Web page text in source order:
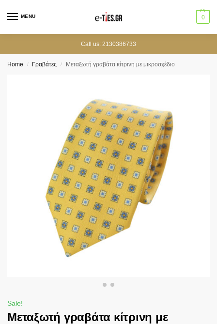
MENU 0
Call us: 2130386733
Home / Γραβάτες / Μεταξωτή γραβάτα κίτρινη με μικροσχέδιο
Sale!
Μεταξωτή γραβάτα κίτρινη με